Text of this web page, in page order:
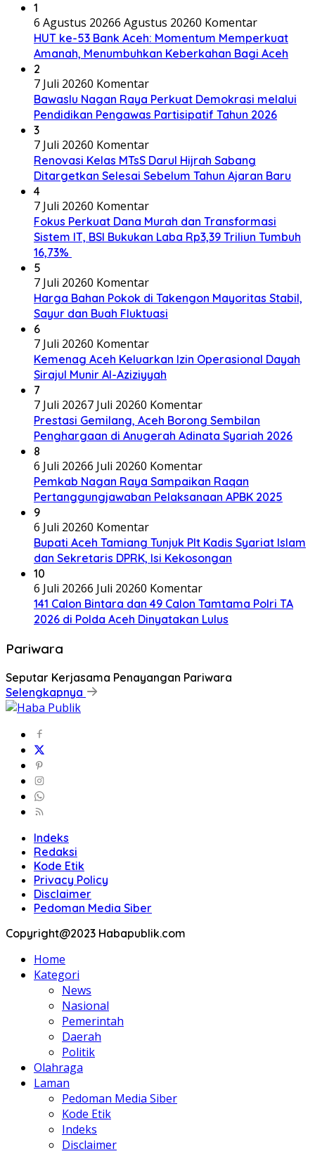
1
6 Agustus 20266 Agustus 20260 Komentar
HUT ke-53 Bank Aceh: Momentum Memperkuat
Amanah, Menumbuhkan Keberkahan Bagi Aceh
2
7 Juli 20260 Komentar
Bawaslu Nagan Raya Perkuat Demokrasi melalui
Pendidikan Pengawas Partisipatif Tahun 2026
3
7 Juli 20260 Komentar
Renovasi Kelas MTsS Darul Hijrah Sabang
Ditargetkan Selesai Sebelum Tahun Ajaran Baru
4
7 Juli 20260 Komentar
Fokus Perkuat Dana Murah dan Transformasi
Sistem IT, BSI Bukukan Laba Rp3,39 Triliun Tumbuh
16,73%
5
7 Juli 20260 Komentar
Harga Bahan Pokok di Takengon Mayoritas Stabil,
Sayur dan Buah Fluktuasi
6
7 Juli 20260 Komentar
Kemenag Aceh Keluarkan Izin Operasional Dayah
Sirajul Munir Al-Aziziyyah
7
7 Juli 20267 Juli 20260 Komentar
Prestasi Gemilang, Aceh Borong Sembilan
Penghargaan di Anugerah Adinata Syariah 2026
8
6 Juli 20266 Juli 20260 Komentar
Pemkab Nagan Raya Sampaikan Raqan
Pertanggungjawaban Pelaksanaan APBK 2025
9
6 Juli 20260 Komentar
Bupati Aceh Tamiang Tunjuk Plt Kadis Syariat Islam
dan Sekretaris DPRK, Isi Kekosongan
10
6 Juli 20266 Juli 20260 Komentar
141 Calon Bintara dan 49 Calon Tamtama Polri TA
2026 di Polda Aceh Dinyatakan Lulus
Pariwara
Seputar Kerjasama Penayangan Pariwara
Selengkapnya
Indeks
Redaksi
Kode Etik
Privacy Policy
Disclaimer
Pedoman Media Siber
Copyright@2023 Habapublik.com
Home
Kategori
News
Nasional
Pemerintah
Daerah
Politik
Olahraga
Laman
Pedoman Media Siber
Kode Etik
Indeks
Disclaimer